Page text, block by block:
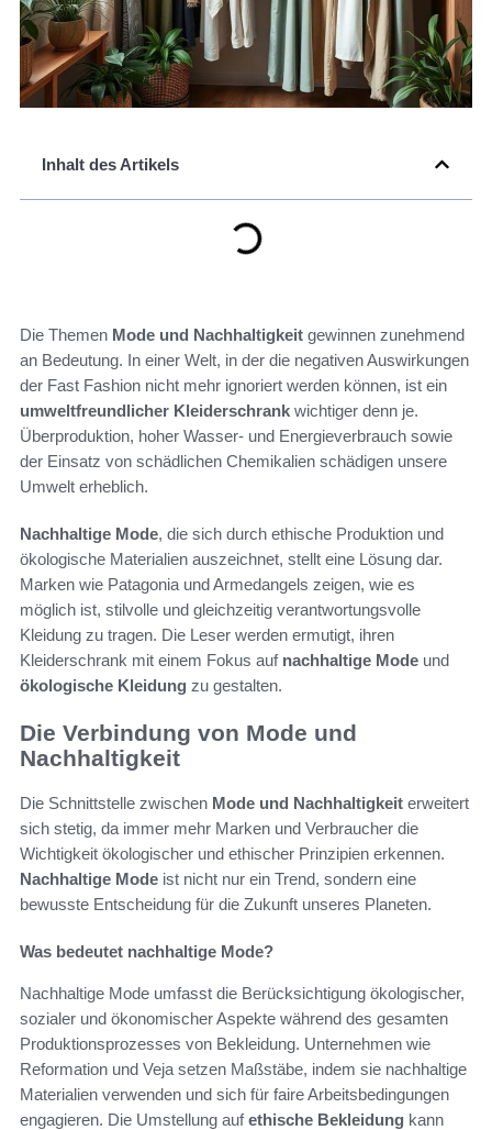
Inhalt des Artikels
Die Themen Mode und Nachhaltigkeit gewinnen zunehmend
an Bedeutung. In einer Welt, in der die negativen Auswirkungen
der Fast Fashion nicht mehr ignoriert werden können, ist ein
umweltfreundlicher Kleiderschrank wichtiger denn je.
Überproduktion, hoher Wasser- und Energieverbrauch sowie
der Einsatz von schädlichen Chemikalien schädigen unsere
Umwelt erheblich.
Nachhaltige Mode, die sich durch ethische Produktion und
ökologische Materialien auszeichnet, stellt eine Lösung dar.
Marken wie Patagonia und Armedangels zeigen, wie es
möglich ist, stilvolle und gleichzeitig verantwortungsvolle
Kleidung zu tragen. Die Leser werden ermutigt, ihren
Kleiderschrank mit einem Fokus auf nachhaltige Mode und
ökologische Kleidung zu gestalten.
Die Verbindung von Mode und
Nachhaltigkeit
Die Schnittstelle zwischen Mode und Nachhaltigkeit erweitert
sich stetig, da immer mehr Marken und Verbraucher die
Wichtigkeit ökologischer und ethischer Prinzipien erkennen.
Nachhaltige Mode ist nicht nur ein Trend, sondern eine
bewusste Entscheidung für die Zukunft unseres Planeten.
Was bedeutet nachhaltige Mode?
Nachhaltige Mode umfasst die Berücksichtigung ökologischer,
sozialer und ökonomischer Aspekte während des gesamten
Produktionsprozesses von Bekleidung. Unternehmen wie
Reformation und Veja setzen Maßstäbe, indem sie nachhaltige
Materialien verwenden und sich für faire Arbeitsbedingungen
engagieren. Die Umstellung aufethische Bekleidung kann